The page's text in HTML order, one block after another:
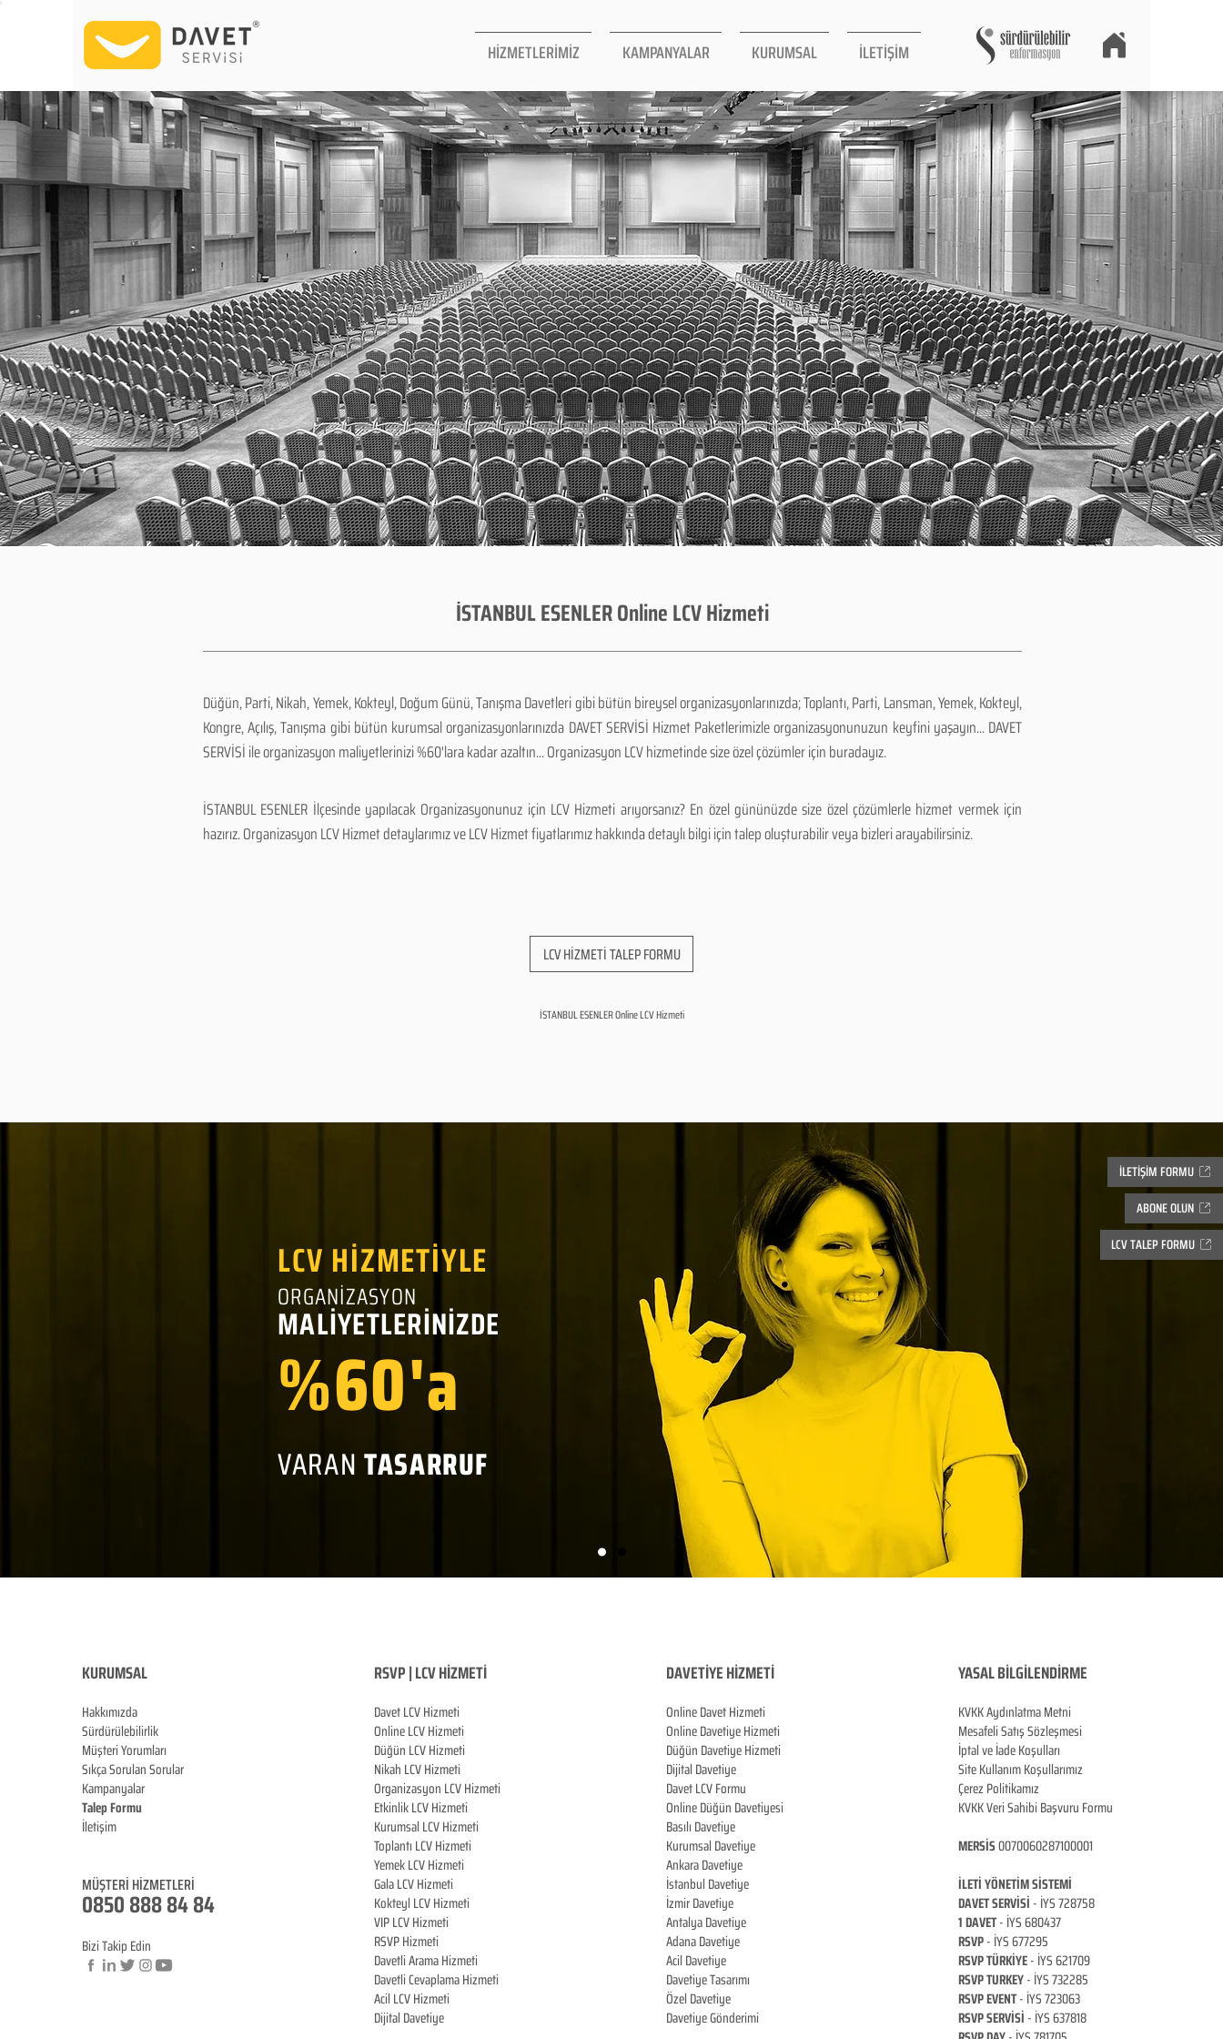
HİZMETLERİMİZ KAMPANYALAR KURUMSAL İLETİŞİM
ABONE OLUN
LCV TALEP FORMU
İLETİŞİM FORMU
İSTANBUL ESENLER Online LCV Hizmeti
Düğün, Parti, Nikah, Yemek, Kokteyl, Doğum Günü, Tanışma Davetleri gibi bütün bireysel organizasyonlarınızda; Toplantı, Parti, Lansman, Yemek, Kokteyl,
Kongre, Açılış, Tanışma gibi bütün kurumsal organizasyonlarınızda DAVET SERVİSİ Hizmet Paketlerimizle organizasyonunuzun keyfini yaşayın... DAVET
SERVİSİ ile organizasyon maliyetlerinizi %60'lara kadar azaltın... Organizasyon LCV hizmetinde size özel çözümler için buradayız.
İSTANBUL ESENLER İlçesinde yapılacak Organizasyonunuz için LCV Hizmeti arıyorsanız? En özel gününüzde size özel çözümlerle hizmet vermek için
hazırız. Organizasyon LCV Hizmet detaylarımız ve LCV Hizmet fiyatlarımız hakkında detaylı bilgi için talep oluşturabilir veya bizleri arayabilirsiniz.
LCV HİZMETİ TALEP FORMU
İSTANBUL ESENLER Online LCV Hizmeti
LCV HİZMETİYLE
ORGANİZASYON
MALİYETLERİNİZDE
%60'a
VARANTASARRUF
KURUMSAL
Hakkımızda
Sürdürülebilirlik
Müşteri Yorumları
Sıkça Sorulan Sorular
Kampanyalar
Talep Formu
İletişim
MÜŞTERİ HİZMETLERİ
0850 888 84 84
Bizi Takip Edin
RSVP | LCV HİZMETİ
Davet LCV Hizmeti
Online LCV Hizmeti
Düğün LCV Hizmeti
Nikah LCV Hizmeti
Organizasyon LCV Hizmeti
Etkinlik LCV Hizmeti
Kurumsal LCV Hizmeti
Toplantı LCV Hizmeti
Yemek LCV Hizmeti
Gala LCV Hizmeti
Kokteyl LCV Hizmeti
VIP LCV Hizmeti
RSVP Hizmeti
Davetli Arama Hizmeti
Davetli Cevaplama Hizmeti
Acil LCV Hizmeti
Dijital Davetiye
DAVETİYE HİZMETİ
Online Davet Hizmeti
Online Davetiye Hizmeti
Düğün Davetiye Hizmeti
Dijital Davetiye
Davet LCV Formu
Online Düğün Davetiyesi
Basılı Davetiye
Kurumsal Davetiye
Ankara Davetiye
İstanbul Davetiye
İzmir Davetiye
Antalya Davetiye
Adana Davetiye
Acil Davetiye
Davetiye Tasarımı
Özel Davetiye
Davetiye Gönderimi
YASAL BİLGİLENDİRME
KVKK Aydınlatma Metni
Mesafeli Satış Sözleşmesi
İptal ve İade Koşulları
Site Kullanım Koşullarımız
Çerez Politikamız
KVKK Veri Sahibi Başvuru Formu
MERSİS0070060287100001
İLETİ YÖNETİM SİSTEMİ
DAVET SERVİSİ- İYS 728758
1 DAVET- İYS 680437
RSVP- İYS 677295
RSVP TÜRKİYE- İYS 621709
RSVP TURKEY- İYS 732285
RSVP EVENT- İYS 723063
RSVP SERVİSİ- İYS 637818